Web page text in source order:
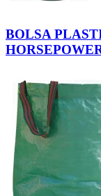
BOLSA